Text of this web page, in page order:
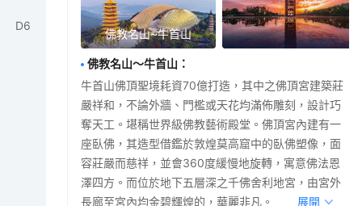
D6
佛教名山~牛首山
佛教名山～牛首山 ：
牛首山佛頂聖境耗資70億打造，其中之佛頂宮建築莊
嚴祥和，不論外牆、門檻或天花均滿佈雕刻，設計巧
奪天工。堪稱世界級佛教藝術殿堂。佛頂宮內建有一
座臥佛，其造型借鑑於敦煌莫高窟中的臥佛塑像，面
容莊嚴而慈祥，並會360度緩慢地旋轉，寓意佛法恩
澤四方。而位於地下五層深之千佛舍利地宮，由宮外
長廊至宮內均金碧輝煌的，華麗非凡。
展開